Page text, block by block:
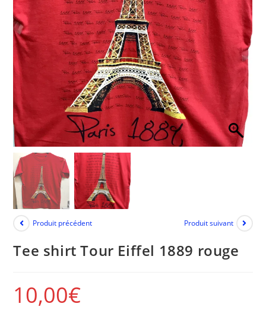
Produit précédent Produit suivant
Tee shirt Tour Eiffel 1889 rouge
10,00€